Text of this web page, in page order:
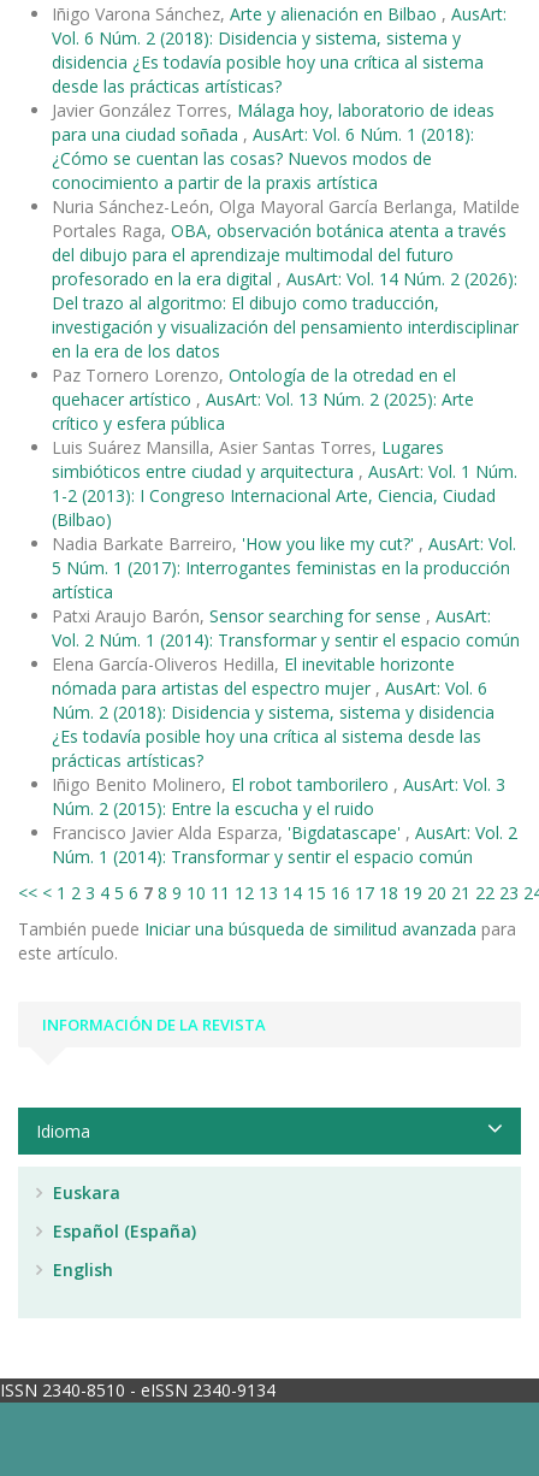
Iñigo Varona Sánchez, Arte y alienación en Bilbao , AusArt:
Vol. 6 Núm. 2 (2018): Disidencia y sistema, sistema y
disidencia ¿Es todavía posible hoy una crítica al sistema
desde las prácticas artísticas?
Javier González Torres, Málaga hoy, laboratorio de ideas
para una ciudad soñada , AusArt: Vol. 6 Núm. 1 (2018):
¿Cómo se cuentan las cosas? Nuevos modos de
conocimiento a partir de la praxis artística
Nuria Sánchez-León, Olga Mayoral García Berlanga, Matilde
Portales Raga, OBA, observación botánica atenta a través
del dibujo para el aprendizaje multimodal del futuro
profesorado en la era digital , AusArt: Vol. 14 Núm. 2 (2026):
Del trazo al algoritmo: El dibujo como traducción,
investigación y visualización del pensamiento interdisciplinar
en la era de los datos
Paz Tornero Lorenzo, Ontología de la otredad en el
quehacer artístico , AusArt: Vol. 13 Núm. 2 (2025): Arte
crítico y esfera pública
Luis Suárez Mansilla, Asier Santas Torres, Lugares
simbióticos entre ciudad y arquitectura , AusArt: Vol. 1 Núm.
1-2 (2013): I Congreso Internacional Arte, Ciencia, Ciudad
(Bilbao)
Nadia Barkate Barreiro, 'How you like my cut?' , AusArt: Vol.
5 Núm. 1 (2017): Interrogantes feministas en la producción
artística
Patxi Araujo Barón, Sensor searching for sense , AusArt:
Vol. 2 Núm. 1 (2014): Transformar y sentir el espacio común
Elena García-Oliveros Hedilla, El inevitable horizonte
nómada para artistas del espectro mujer , AusArt: Vol. 6
Núm. 2 (2018): Disidencia y sistema, sistema y disidencia
¿Es todavía posible hoy una crítica al sistema desde las
prácticas artísticas?
Iñigo Benito Molinero, El robot tamborilero , AusArt: Vol. 3
Núm. 2 (2015): Entre la escucha y el ruido
Francisco Javier Alda Esparza, 'Bigdatascape' , AusArt: Vol. 2
Núm. 1 (2014): Transformar y sentir el espacio común
<< < 1 2 3 4 5 6 7 8 9 10 11 12 13 14 15 16 17 18 19 20 21 22 23
También puede Iniciar una búsqueda de similitud avanzada para
este artículo.
INFORMACIÓN DE LA REVISTA
Idioma
Euskara
Español (España)
English
ISSN 2340-8510 - eISSN 2340-9134